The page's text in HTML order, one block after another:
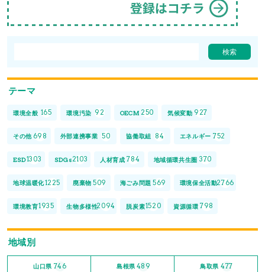
テーマ
環境全般 165 環境汚染 92 OECM 250 気候変動 927
その他 698 外部連携事業 50 協働取組 84 エネルギー 752
ESD1303 SDGs2103 人材育成 784 地域循環共生圏 370
地球温暖化1225 廃棄物 509 海ごみ問題 569 環境保全活動2766
環境教育1935 生物多様性2094 脱炭素1520 資源循環 798
地域別
山口県 746 島根県 489 鳥取県 477